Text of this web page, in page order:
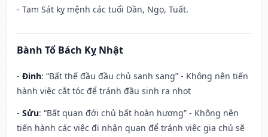
- Tam Sát kỵ mệnh các tuổi Dần, Ngọ, Tuất.
Bành Tổ Bách Kỵ Nhật
- Đinh: “Bất thế đầu đầu chủ sanh sang” - Không nên tiến
hành việc cắt tóc để tránh đầu sinh ra nhọt
- Sửu: “Bất quan đới chủ bất hoàn hương” - Không nên
tiến hành các việc đi nhận quan để tránh việc gia chủ sẽ